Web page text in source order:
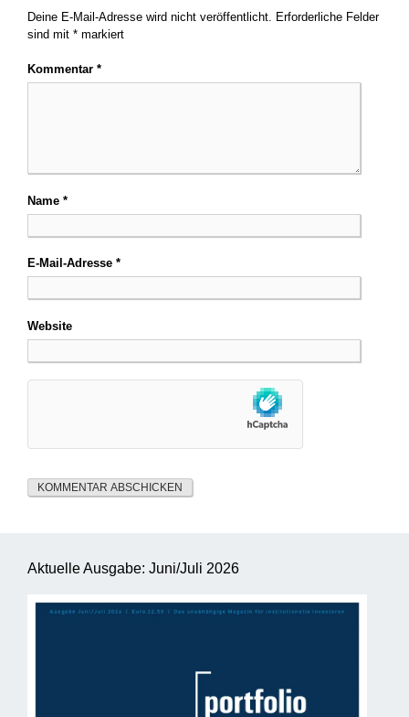
Deine E-Mail-Adresse wird nicht veröffentlicht.
Erforderliche Felder
sind mit * markiert
Kommentar *
Name *
E-Mail-Adresse *
Website
Aktuelle Ausgabe: Juni/Juli 2026